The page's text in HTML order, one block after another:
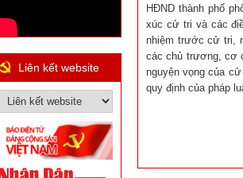
HĐND thành phố
xúc cử tri và các
nhiệm trước cử tri,
các chủ trương, cơ
nguyện vọng của
quy định của pháp
Liên kết website